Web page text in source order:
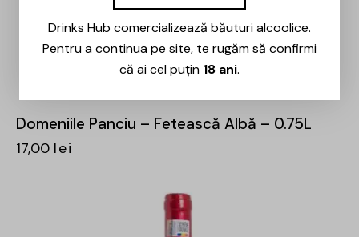
Domeniile Panciu – Fetească Albă – 0.75L
17,00 lei
Drinks Hub comercializează băuturi alcoolice.
Pentru a continua pe site, te rugăm să confirmi
că ai cel puțin 18 ani.